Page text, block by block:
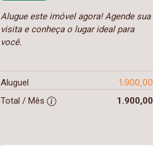
Alugue este imóvel agora! Agende sua
visita e conheça o lugar ideal para
você.
Aluguel 1.900,00
Total / Mês 1.900,00